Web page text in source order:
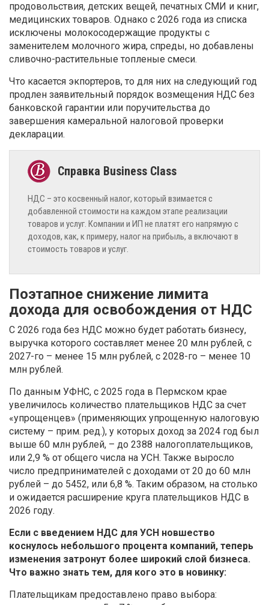
продовольствия, детских вещей, печатных СМИ и книг,
медицинских товаров. Однако с 2026 года из списка
исключены молокосодержащие продукты с
заменителем молочного жира, спреды, но добавлены
сливочно-растительные топленые смеси.
Что касается экпортеров, то для них на следующий год
продлен заявительный порядок возмещения НДС без
банковской гарантии или поручительства до
завершения камеральной налоговой проверки
декларации.
НДС – это косвенный налог, который взимается с
добавленной стоимости на каждом этапе реализации
товаров и услуг. Компании и ИП не платят его напрямую с
доходов, как, к примеру, налог на прибыль, а включают в
стоимость товаров и услуг.
Поэтапное снижение лимита
дохода для освобождения от НДС
С 2026 года без НДС можно будет работать бизнесу,
выручка которого составляет менее 20 млн рублей, с
2027-го – менее 15 млн рублей, с 2028-го – менее 10
млн рублей.
По данным УФНС, с 2025 года в Пермском крае
увеличилось количество плательщиков НДС за счет
«упрощенцев» (применяющих упрощенную налоговую
систему – прим. ред.), у которых доход за 2024 год был
выше 60 млн рублей, – до 2388 налогоплательщиков,
или 2,9 % от общего числа на УСН. Также выросло
число предпринимателей с доходами от 20 до 60 млн
рублей – до 5452, или 6,8 %. Таким образом, на столько
и ожидается расширение круга плательщиков НДС в
2026 году.
Если с введением НДС для УСН новшество
коснулось небольшого процента компаний, теперь
изменения затронут более широкий слой бизнеса.
Что важно знать тем, для кого это в новинку:
Плательщикам предоставлено право выбора: